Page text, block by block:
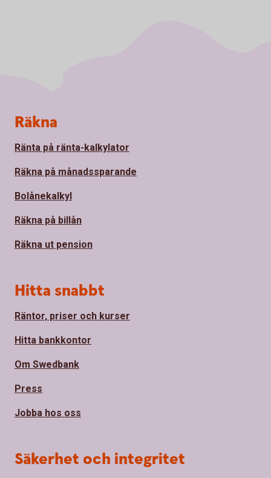
Sidfot
Räkna
Ränta på ränta-kalkylator
Räkna på månadssparande
Bolånekalkyl
Räkna på billån
Räkna ut pension
Hitta snabbt
Räntor, priser och kurser
Hitta bankkontor
Om Swedbank
Press
Jobba hos oss
Säkerhet och integritet